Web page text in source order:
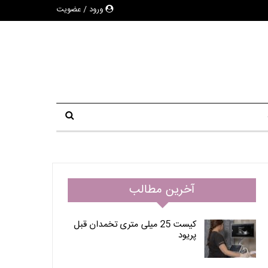
ورود / عضویت
آخرین مطالب
کیست 25 میلی متری تخمدان قبل
پریود